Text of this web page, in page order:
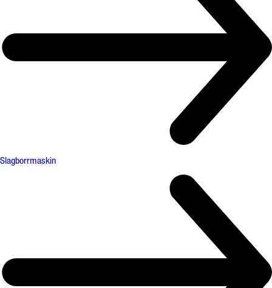
Slagborrmaskin